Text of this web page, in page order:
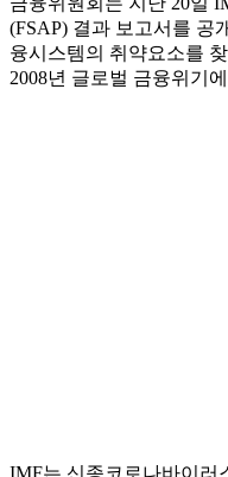
(FSAP) 결과 보고서를 공
융시스템의 취약요소를
2008년 글로벌 금융위기